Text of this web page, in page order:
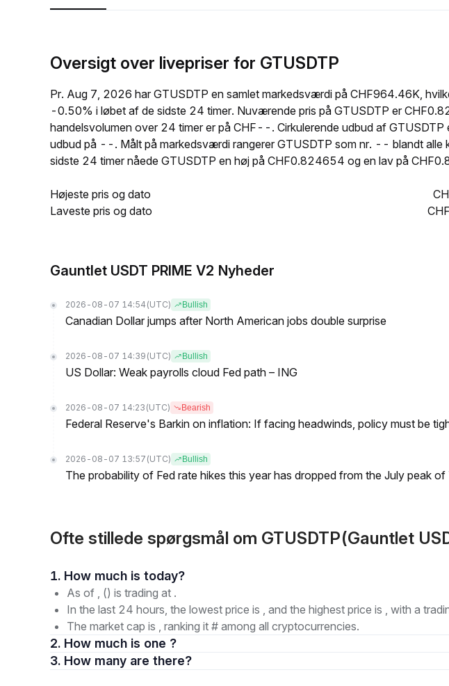
Oversigt over livepriser for GTUSDTP
Pr. Aug 7, 2026 har GTUSDTP en samlet markedsværdi på CHF964.46K,
-0.50% i løbet af de sidste 24 timer. Nuværende pris på GTUSDTP er
handelsvolumen over 24 timer er på CHF--. Cirkulerende udbud af GTUSDTP
udbud på --. Målt på markedsværdi rangerer GTUSDTP som nr. -- blandt alle
sidste 24 timer nåede GTUSDTP en høj på CHF0.824654 og en lav på
Højeste pris og dato
Laveste pris og dato
Gauntlet USDT PRIME V2 Nyheder
2026-08-07 14:54 (UTC) Bullish
Canadian Dollar jumps after North American jobs double surprise
2026-08-07 14:39 (UTC) Bullish
US Dollar: Weak payrolls cloud Fed path – ING
2026-08-07 14:23 (UTC) Bearish
Federal Reserve's Barkin on inflation: If facing headwinds, policy must be
2026-08-07 13:57 (UTC) Bullish
The probability of Fed rate hikes this year has dropped from the July peak
Ofte stillede spørgsmål om GTUSDTP(Gauntlet
1. How much is today?
As of , () is trading at .
In the last 24 hours, the lowest price is , and the highest price is , with a
The market cap is , ranking it # among all cryptocurrencies.
2. How much is one ?
3. How many are there?